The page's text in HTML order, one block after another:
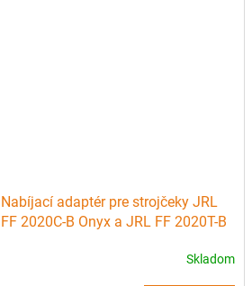
Nabíjací adaptér pre strojčeky JRL
FF 2020C-B Onyx a JRL FF 2020T-B
Skladom